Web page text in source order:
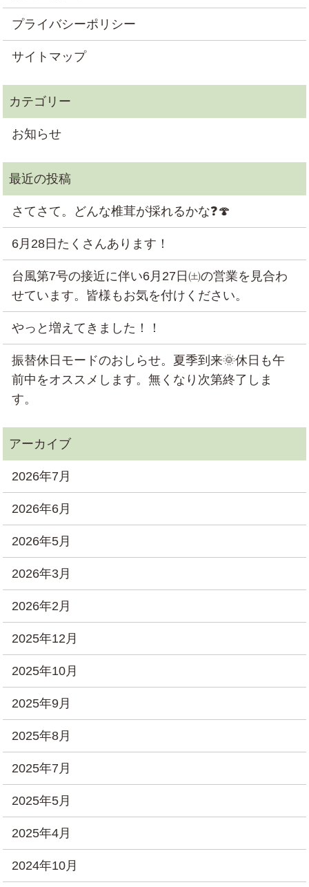
プライバシーポリシー
サイトマップ
お知らせ
さてさて。どんな椎茸が採れるかな❓🍄
6月28日たくさんあります！
台風第7号の接近に伴い6月27日㈯の営業を見合わ
せています。皆様もお気を付けください。
やっと増えてきました！！
振替休日モードのおしらせ。夏季到来🌞休日も午
前中をオススメします。無くなり次第終了しま
す。
2026年7月
2026年6月
2026年5月
2026年3月
2026年2月
2025年12月
2025年10月
2025年9月
2025年8月
2025年7月
2025年5月
2025年4月
2024年10月